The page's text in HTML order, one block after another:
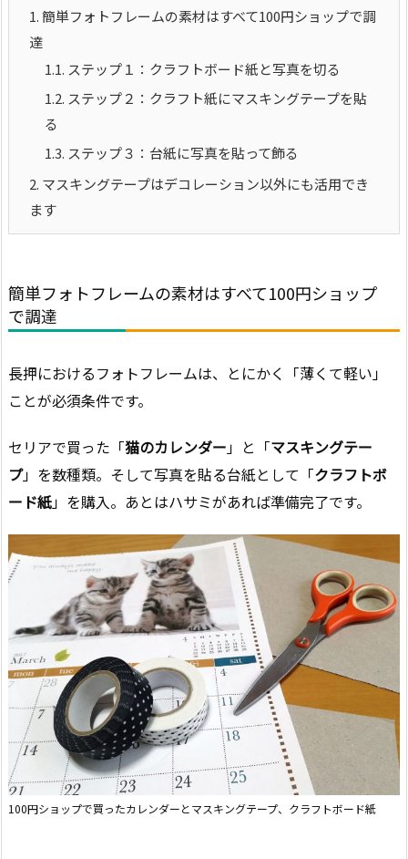
1.簡単フォトフレームの素材はすべて100円ショップで調
達
1.1. ステップ１：クラフトボード紙と写真を切る
1.2. ステップ２：クラフト紙にマスキングテープを貼
る
1.3. ステップ３：台紙に写真を貼って飾る
2. マスキングテープはデコレーション以外にも活用でき
ます
簡単フォトフレームの素材はすべて100円ショップ
で調達
長押におけるフォトフレームは、とにかく「薄くて軽い」
ことが必須条件です。
セリアで買った「猫のカレンダー」と「マスキングテー
プ」を数種類。そして写真を貼る台紙として「クラフトボ
ード紙」を購入。あとはハサミがあれば準備完了です。
100円ショップで買ったカレンダーとマスキングテープ、クラフトボード紙